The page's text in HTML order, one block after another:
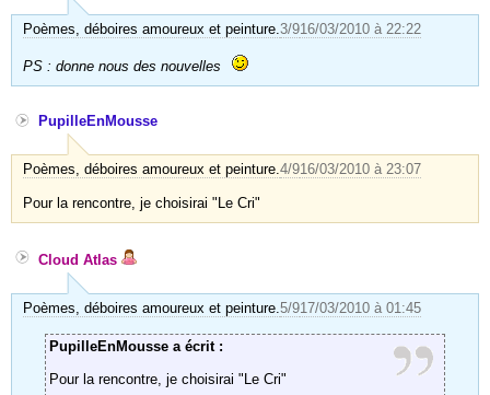
Poèmes, déboires amoureux et peinture.3/916/03/2010 à 22:22
PS : donne nous des nouvelles
PupilleEnMousse
Poèmes, déboires amoureux et peinture.4/916/03/2010 à 23:07
Pour la rencontre, je choisirai "Le Cri"
Cloud Atlas
Poèmes, déboires amoureux et peinture.5/917/03/2010 à 01:45
PupilleEnMousse a écrit :
Pour la rencontre, je choisirai "Le Cri"